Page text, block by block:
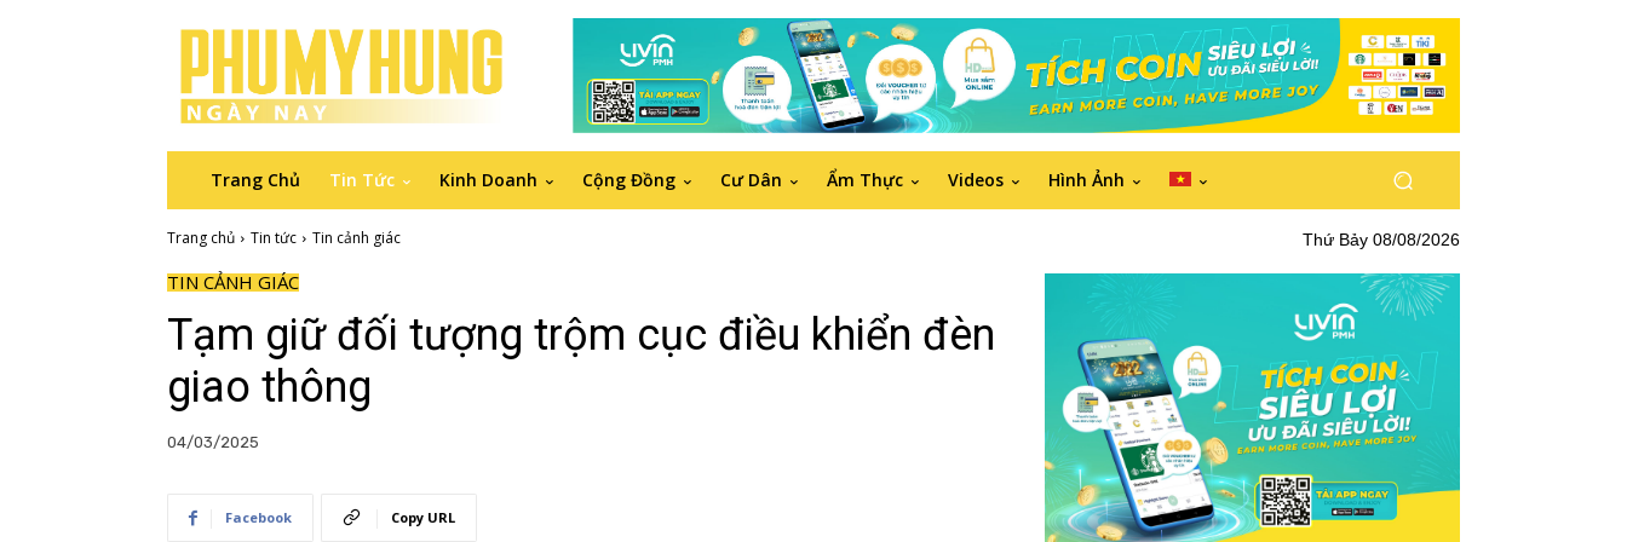
Trang Chủ Tin Tức Kinh Doanh Cộng Đồng Cư Dân Ẩm Thực Videos Hình Ảnh
Trang chủ Tin tức Tin cảnh giác Thứ Bảy 08/08/2026
TIN CẢNH GIÁC
Tạm giữ đối tượng trộm cục điều khiển đèn
giao thông
04/03/2025
Facebook Copy URL